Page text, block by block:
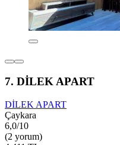
7. DİLEK APART
DİLEK APART
Çaykara
6,0/10
(2 yorum)